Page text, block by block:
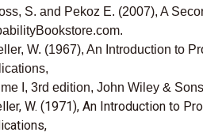
S. and Pekoz E. (2007), A
W. (1967), An Introduction to
I, 3rd edition, John Wiley &
W. (1971), An Introduction to